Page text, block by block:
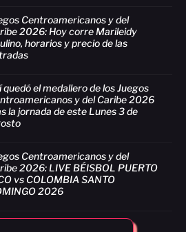
Centroamericanos y del
2026: Hoy corre Marileidy
horarios y precio de las
quedó el medallero de los Juegos
y del Caribe 2026
la jornada de este Lunes 3 de
Centroamericanos y del
2026: LIVE BÉISBOL PUERTO
vs COLOMBIA SANTO
2026